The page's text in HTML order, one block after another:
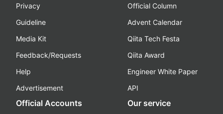
Privacy
Guideline
Media Kit
Feedback/Requests
Help
Advertisement
Official Column
Advent Calendar
Qiita Tech Festa
Qiita Award
Engineer White Paper
API
Official Accounts Our service